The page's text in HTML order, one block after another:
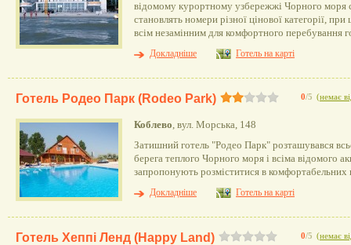
відомому курортному узбережжі Чорного
становлять номери різної цінової категорії,
всім незамінним для комфортного перебування
Докладніше
Готель на карті
0/5 (немає
Готель Родео Парк (Rodeo Park)
Коблево, вул. Морська, 148
Затишний готель "Родео Парк" розташувався
берега теплого Чорного моря і всіма відомого
запропонують розміститися в комфортабельних
Докладніше
Готель на карті
0/5 (немає
Готель Хеппі Ленд (Happy Land)